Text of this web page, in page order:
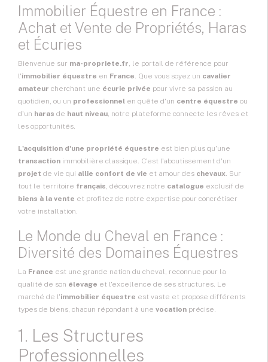
Immobilier Équestre en France :
Achat et Vente de Propriétés, Haras
et Écuries
Bienvenue sur ma-propriete.fr, le portail de référence pour
l'immobilier équestre en France. Que vous soyez un cavalier
amateur cherchant une écurie privée pour vivre sa passion au
quotidien, ou un professionnel en quête d'un centre équestre ou
d'un haras de haut niveau, notre plateforme connecte les rêves et
les opportunités.
L'acquisition d'une propriété équestre est bien plus qu'une
transaction immobilière classique. C'est l'aboutissement d'un
projet de vie qui allie confort de vie et amour des chevaux. Sur
tout le territoire français, découvrez notre catalogue exclusif de
biens à la vente et profitez de notre expertise pour concrétiser
votre installation.
Le Monde du Cheval en France :
Diversité des Domaines Équestres
La France est une grande nation du cheval, reconnue pour la
qualité de son élevage et l'excellence de ses structures. Le
marché de l'immobilier équestre est vaste et propose différents
types de biens, chacun répondant à une vocation précise.
1. Les Structures
Professionnelles